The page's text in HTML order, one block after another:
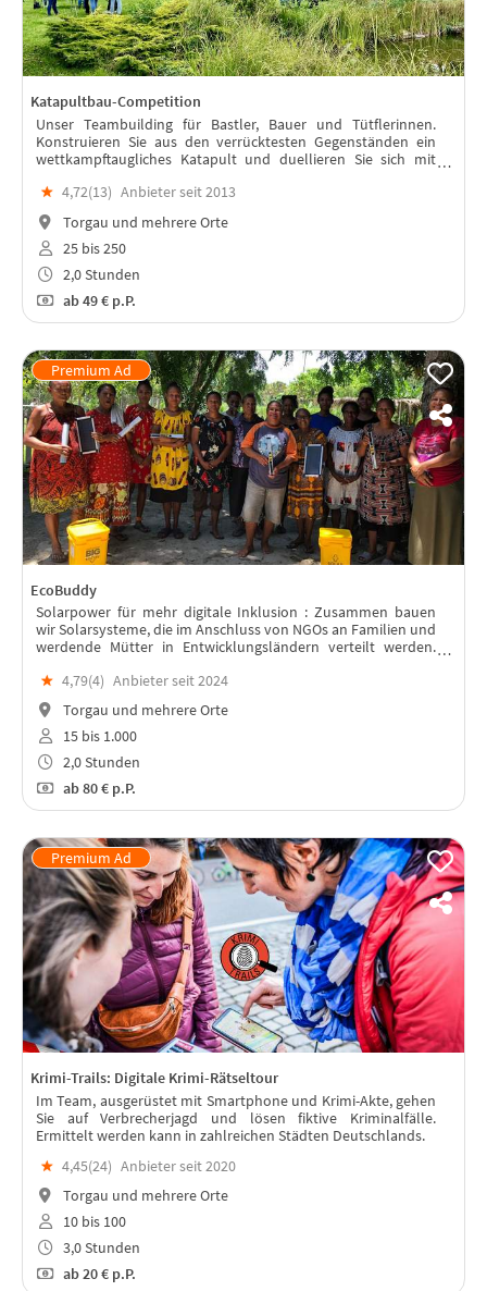
Katapultbau-Competition
Unser Teambuilding für Bastler, Bauer und Tütflerinnen.
Konstruieren Sie aus den verrücktesten Gegenständen ein
wettkampftaugliches Katapult und duellieren Sie sich mit
★ 4,72(13) Anbieter seit 2013
Torgau und mehrere Orte
25 bis 250
2,0 Stunden
ab49 € p.P.
EcoBuddy
Solarpower für mehr digitale Inklusion : Zusammen bauen
wir Solarsysteme, die im Anschluss von NGOs an Familien und
werdende Mütter in Entwicklungsländern verteilt werden.
★ 4,79(4) Anbieter seit 2024
Torgau und mehrere Orte
15 bis 1.000
2,0 Stunden
ab80 € p.P.
Krimi-Trails: Digitale Krimi-Rätseltour
Im Team, ausgerüstet mit Smartphone und Krimi-Akte, gehen
Sie auf Verbrecherjagd und lösen fiktive Kriminalfälle.
Ermittelt werden kann in zahlreichen Städten Deutschlands.
★ 4,45(24) Anbieter seit 2020
Torgau und mehrere Orte
10 bis 100
3,0 Stunden
ab20 € p.P.